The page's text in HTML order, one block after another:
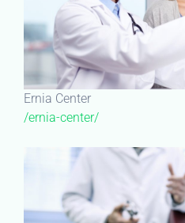
Ernia Center
/ernia-center/